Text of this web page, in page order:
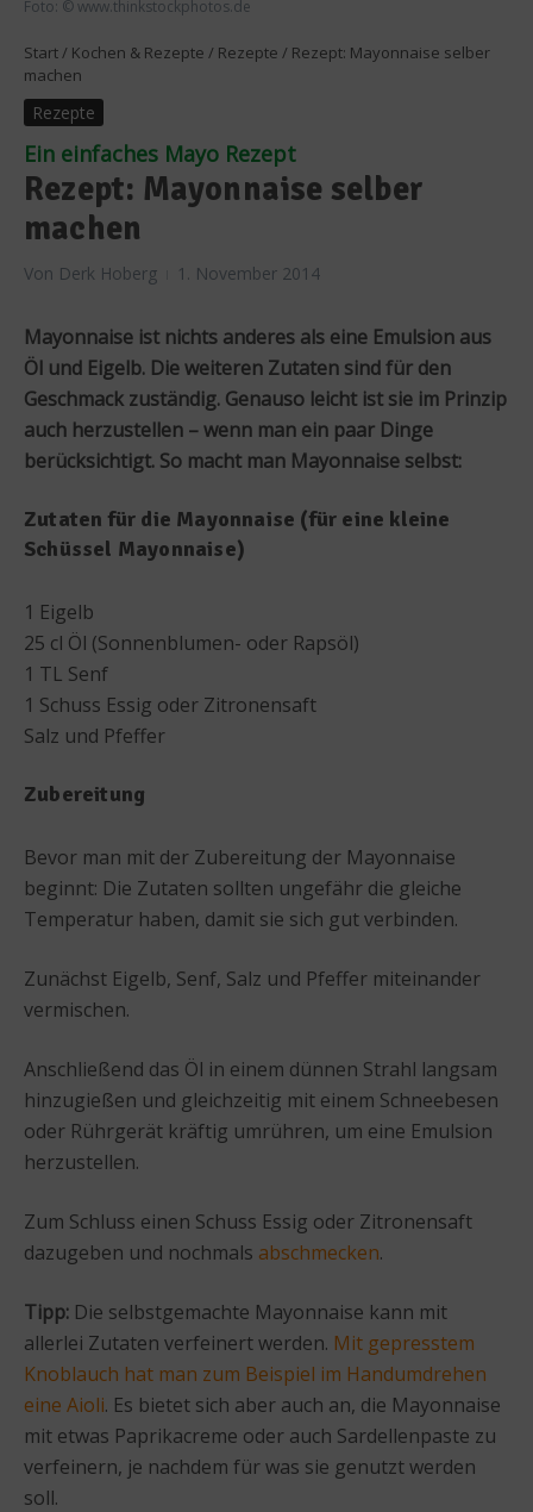
Foto: © www.thinkstockphotos.de
Start / Kochen & Rezepte / Rezepte / Rezept: Mayonnaise selber
machen
Rezepte
Ein einfaches Mayo Rezept
Rezept: Mayonnaise selber
machen
Von Derk Hoberg 1. November 2014
Mayonnaise ist nichts anderes als eine Emulsion aus
Öl und Eigelb. Die weiteren Zutaten sind für den
Geschmack zuständig. Genauso leicht ist sie im Prinzip
auch herzustellen – wenn man ein paar Dinge
berücksichtigt. So macht man Mayonnaise selbst:
Zutaten für die Mayonnaise (für eine kleine
Schüssel Mayonnaise)
1 Eigelb
25 cl Öl (Sonnenblumen- oder Rapsöl)
1 TL Senf
1 Schuss Essig oder Zitronensaft
Salz und Pfeffer
Zubereitung
Bevor man mit der Zubereitung der Mayonnaise
beginnt: Die Zutaten sollten ungefähr die gleiche
Temperatur haben, damit sie sich gut verbinden.
Zunächst Eigelb, Senf, Salz und Pfeffer miteinander
vermischen.
Anschließend das Öl in einem dünnen Strahl langsam
hinzugießen und gleichzeitig mit einem Schneebesen
oder Rührgerät kräftig umrühren, um eine Emulsion
herzustellen.
Zum Schluss einen Schuss Essig oder Zitronensaft
dazugeben und nochmals abschmecken.
Tipp: Die selbstgemachte Mayonnaise kann mit
allerlei Zutaten verfeinert werden. Mit gepresstem
Knoblauch hat man zum Beispiel im Handumdrehen
eine Aioli. Es bietet sich aber auch an, die Mayonnaise
mit etwas Paprikacreme oder auch Sardellenpaste zu
verfeinern, je nachdem für was sie genutzt werden
soll.